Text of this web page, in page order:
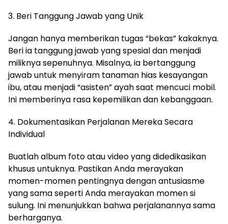
3. Beri Tanggung Jawab yang Unik
Jangan hanya memberikan tugas “bekas” kakaknya.
Beri ia tanggung jawab yang spesial dan menjadi
miliknya sepenuhnya. Misalnya, ia bertanggung
jawab untuk menyiram tanaman hias kesayangan
ibu, atau menjadi “asisten” ayah saat mencuci mobil.
Ini memberinya rasa kepemilikan dan kebanggaan.
4. Dokumentasikan Perjalanan Mereka Secara
Individual
Buatlah album foto atau video yang didedikasikan
khusus untuknya. Pastikan Anda merayakan
momen-momen pentingnya dengan antusiasme
yang sama seperti Anda merayakan momen si
sulung. Ini menunjukkan bahwa perjalanannya sama
berharganya.